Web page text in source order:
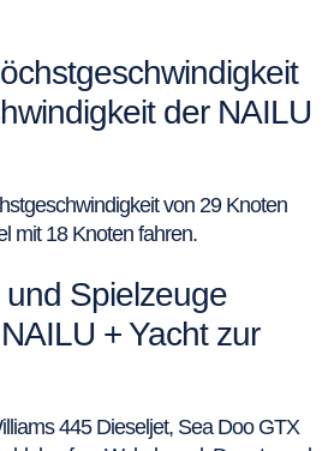
der NAILU
von 29 Knoten
mit 18 Knoten fahren.
Spielzeuge
+ Yacht zur
445 Dieseljet, Sea Doo GTX